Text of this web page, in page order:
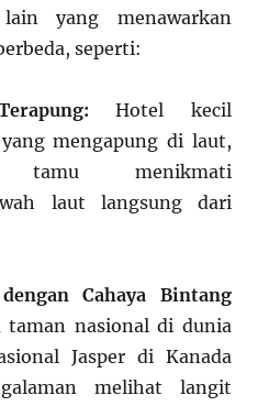
yang menawarkan
seperti:
Hotel kecil
mengapung di laut,
tamu menikmati
laut langsung dari
Cahaya Bintang
taman nasional di dunia
Jasper di Kanada
melihat langit